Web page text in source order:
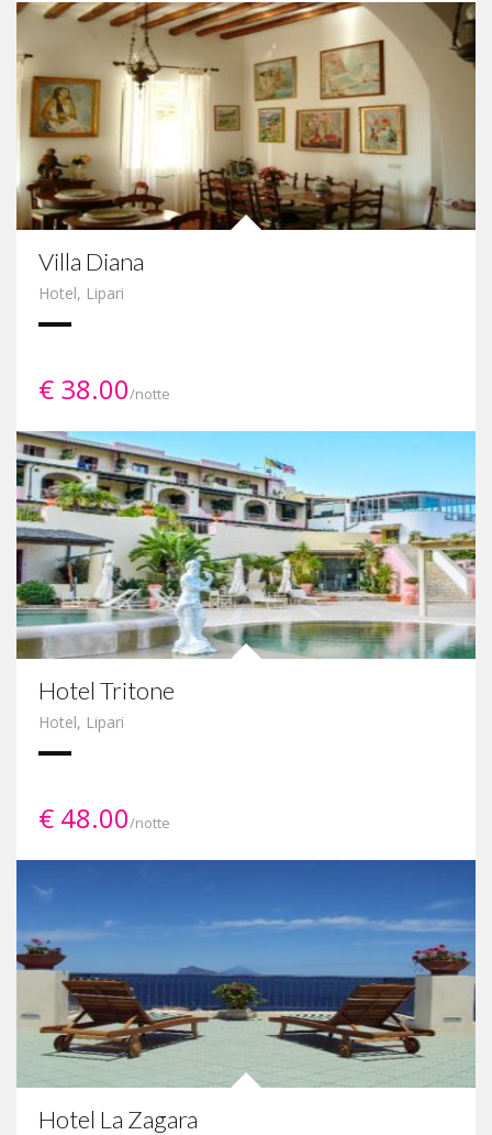
Villa Diana
Hotel, Lipari
€ 38.00/notte
Hotel Tritone
Hotel, Lipari
€ 48.00/notte
Hotel La Zagara